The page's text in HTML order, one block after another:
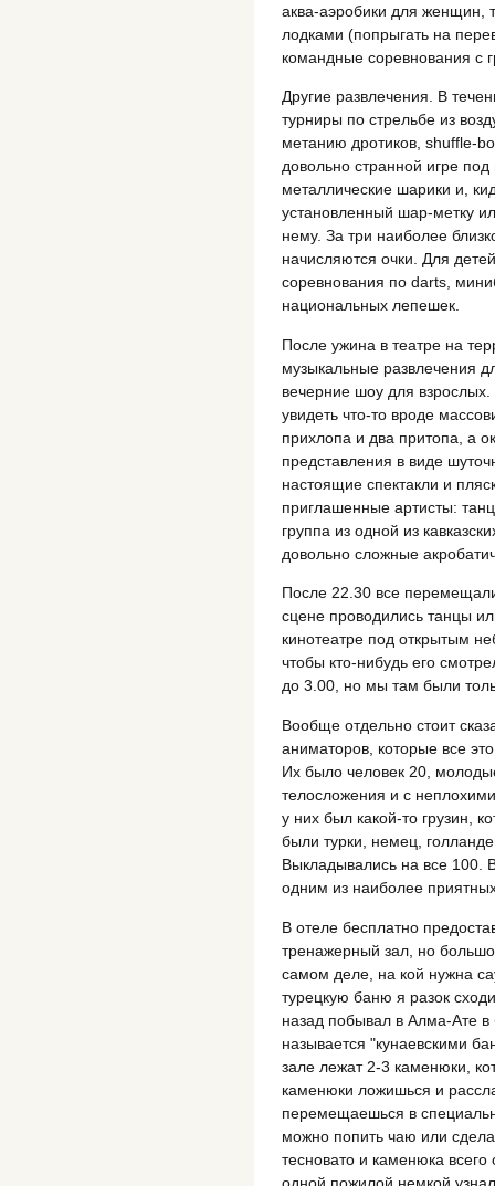
аква-аэробики для женщин,
лодками (попрыгать на
командные соревнования с
Другие развлечения. В
турниры по стрельбе из
метанию дротиков, shuffle-
довольно странной игре
металлические шарики и,
установленный шар-метку
нему. За три наиболее
начисляются очки. Для
соревнования по darts,
национальных лепешек.
После ужина в театре на
музыкальные развлечения
вечерние шоу для
увидеть что-то вроде
прихлопа и два притопа, а
представления в виде
настоящие спектакли и
приглашенные артисты:
группа из одной из
довольно сложные
После 22.30 все
сцене проводились танцы
кинотеатре под открытым
чтобы кто-нибудь его
до 3.00, но мы там были
Вообще отдельно стоит
аниматоров, которые все
Их было человек 20,
телосложения и с
у них был какой-то грузин,
были турки, немец,
Выкладывались на все 100.
одним из наиболее
В отеле бесплатно
тренажерный зал, но
самом деле, на кой нужна
турецкую баню я разок
назад побывал в Алма-Ате
называется "кунаевскими
зале лежат 2-3 каменюки,
каменюки ложишься и
перемещаешься в
можно попить чаю или
тесновато и каменюка
одной пожилой немкой